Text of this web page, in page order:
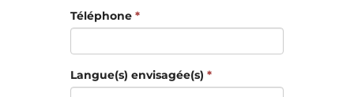
Téléphone *
Langue(s) envisagée(s) *